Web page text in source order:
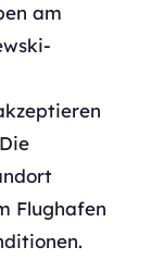
am
Flughafen